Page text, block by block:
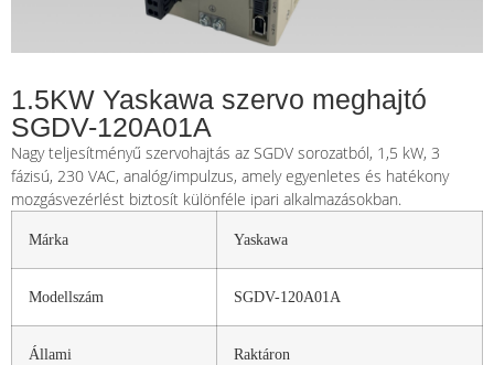
1.5KW Yaskawa szervo meghajtó
SGDV-120A01A
Nagy teljesítményű szervohajtás az SGDV sorozatból, 1,5 kW, 3
fázisú, 230 VAC, analóg/impulzus, amely egyenletes és hatékony
mozgásvezérlést biztosít különféle ipari alkalmazásokban.
Márka Yaskawa
Modellszám SGDV-120A01A
Állami Raktáron